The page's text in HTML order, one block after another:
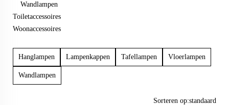
Wandlampen
Toiletaccessoires
Woonaccessoires
Hanglampen Lampenkappen Tafellampen Vloerlampen
Wandlampen
Sorteren op:standaard